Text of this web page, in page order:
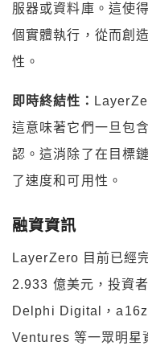
服器或資料庫。這使
個實體執行，從而創
性。
即時終結性：
這意味著它們一旦包
認。這消除了在目標
了速度和可用性。
融資資訊
LayerZero 目前已經
2.933 億美元，投資
Delphi Digital，
Ventures 等一眾明星